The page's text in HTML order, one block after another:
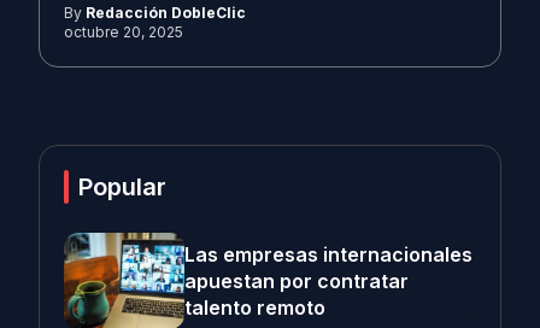
By Redacción DobleClic
octubre 20, 2025
Popular
Las empresas internacionales
apuestan por contratar
talento remoto